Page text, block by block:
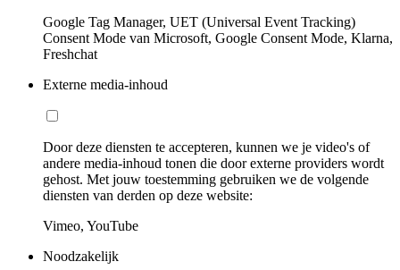
Google Tag Manager, UET (Universal Event Tracking)
Consent Mode van Microsoft, Google Consent Mode, Klarna,
Freshchat
Externe media-inhoud
Door deze diensten te accepteren, kunnen we je video's of
andere media-inhoud tonen die door externe providers wordt
gehost. Met jouw toestemming gebruiken we de volgende
diensten van derden op deze website:
Vimeo, YouTube
Noodzakelijk